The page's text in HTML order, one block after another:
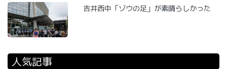
吉井西中「ゾウの足」が素晴らしかった
人気記事